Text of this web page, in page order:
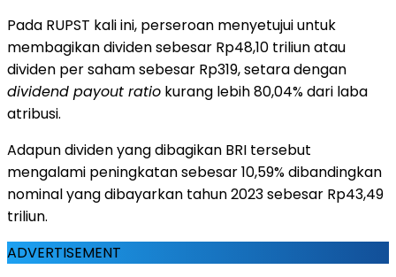
Pada RUPST kali ini, perseroan menyetujui untuk
membagikan dividen sebesar Rp48,10 triliun atau
dividen per saham sebesar Rp319, setara dengan
dividend payout ratio kurang lebih 80,04% dari laba
atribusi.
Adapun dividen yang dibagikan BRI tersebut
mengalami peningkatan sebesar 10,59% dibandingkan
nominal yang dibayarkan tahun 2023 sebesar Rp43,49
triliun.
ADVERTISEMENT